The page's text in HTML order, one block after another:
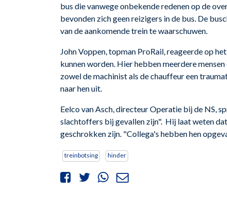
bus die vanwege onbekende redenen op de
bevonden zich geen reizigers in de bus. De
van de aankomende trein te waarschuwen.
John Voppen, topman ProRail, reageerde op
kunnen worden. Hier hebben meerdere
zowel de machinist als de chauffeur een
naar hen uit.
Eelco van Asch, directeur Operatie bij de NS,
slachtoffers bij gevallen zijn". Hij laat weten
geschrokken zijn. "Collega's hebben hen
treinbotsing hinder